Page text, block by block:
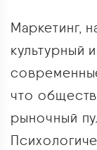
Маркетинг,
культурный
что
рыночный